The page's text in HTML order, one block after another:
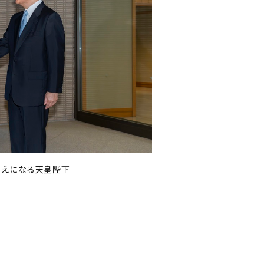
になる天皇陛下